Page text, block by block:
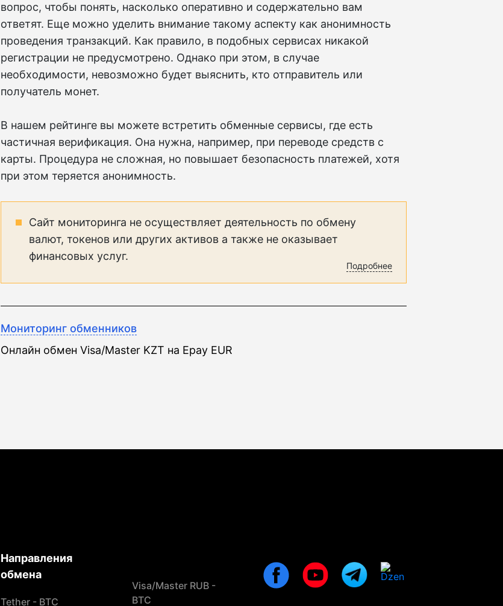
вопрос, чтобы понять, насколько оперативно и содержательно вам
ответят. Еще можно уделить внимание такому аспекту как анонимность
проведения транзакций. Как правило, в подобных сервисах никакой
регистрации не предусмотрено. Однако при этом, в случае
необходимости, невозможно будет выяснить, кто отправитель или
получатель монет.
В нашем рейтинге вы можете встретить обменные сервисы, где есть
частичная верификация. Она нужна, например, при переводе средств с
карты. Процедура не сложная, но повышает безопасность платежей, хотя
при этом теряется анонимность.
Сайт мониторинга не осуществляет деятельность по обмену
валют, токенов или других активов а также не оказывает
финансовых услуг.
Подробнее
Мониторинг обменников
Онлайн обмен Visa/Master KZT на Epay EUR
Направления
обмена
Tether - BTC
Visa/Master RUB -
BTC